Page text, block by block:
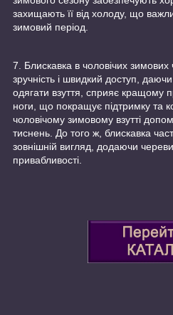
захищають її від холоду, що
зимовий період.
7. Блискавка в чоловічих зимових
зручність і швидкий доступ,
одягати взуття, сприяє кращому
ноги, що покращує підтримку та
чоловічому зимовому взутті
тиснень. До того ж, блискавка
зовнішній вигляд, додаючи
привабливості.